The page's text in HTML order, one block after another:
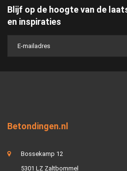
Blijf op de hoogte van de
en inspiraties
Betondingen.nl
Bossekamp 12
5301 LZ Zaltbommel